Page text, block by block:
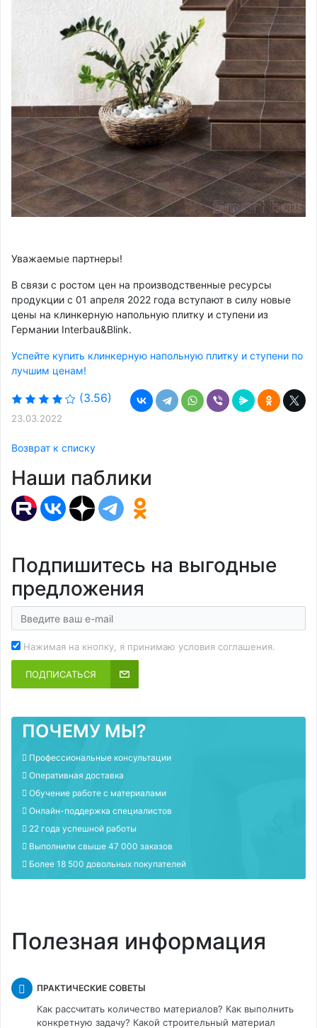
Уважаемые партнеры!
В связи с ростом цен на производственные ресурсы
продукции с 01 апреля 2022 года вступают в силу новые
цены на клинкерную напольную плитку и ступени из
Германии Interbau&Blink.
Успейте купить клинкерную напольную плитку и ступени по
лучшим ценам!
(3.56)
23.03.2022
Возврат к списку
Наши паблики
Подпишитесь на выгодные
предложения
Нажимая на кнопку, я принимаю условия соглашения.
ПОДПИСАТЬСЯ
ПОЧЕМУ МЫ?
Профессиональные консультации
Оперативная доставка
Обучение работе с материалами
Онлайн-поддержка специалистов
22 года успешной работы
Выполнили свыше 47 000 заказов
Более 18 500 довольных покупателей
Полезная информация
ПРАКТИЧЕСКИЕ СОВЕТЫ
Как рассчитать количество материалов? Как выполнить
конкретную задачу? Какой строительный материал